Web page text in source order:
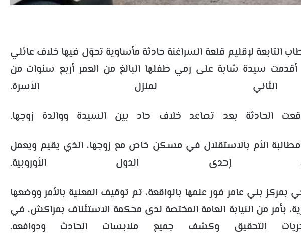
لإقليم قلعة السراغنة حادثة مأساوية تحوّل فيها خلاف عائلي
أقدمت سيدة شابة على رمي طفلها البالغ من العمر أربع سنوات من
لمنزل الأسرة.
الحادثة بعد تصاعد خلاف حاد بين السيدة ووالدة زوجها.
الأم بالاستقلال في مسكن خاص مع زوجها، الذي يقيم ويعمل
إحدى الدول الأوروبية.
بمركز بني عامر فور علمها بالواقعة، تم توقيف المعنية بالأمر ووضعها
بأمر من النيابة العامة المختصة لدى محكمة الاستئناف بمراكش، في
التحقيق وكشف جميع ملابسات الحادث ودوافعه.